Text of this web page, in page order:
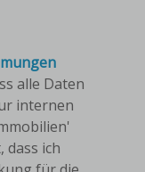
alle Daten
internen
dass ich